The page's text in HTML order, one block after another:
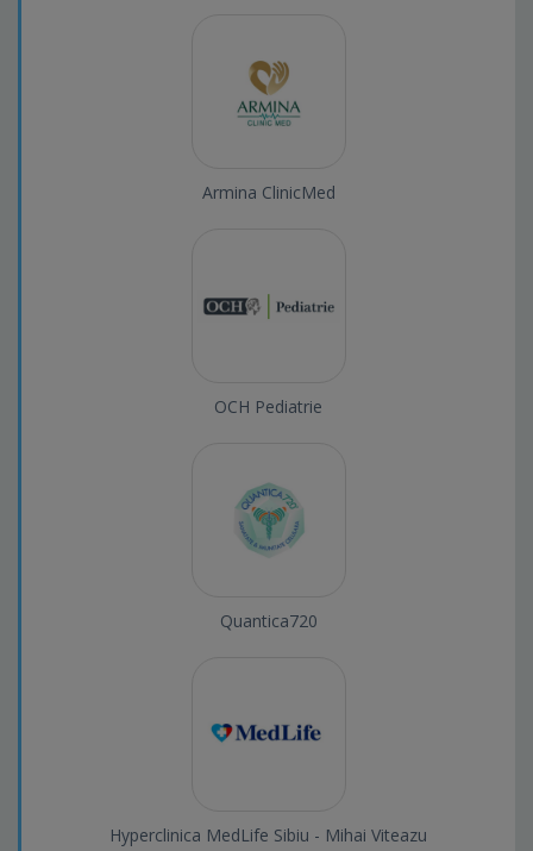
Armina ClinicMed
OCH Pediatrie
Quantica720
Hyperclinica MedLife Sibiu - Mihai Viteazu